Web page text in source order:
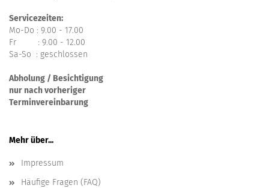
Servicezeiten:
Mo-Do : 9.00 - 17.00
Fr : 9.00 - 12.00
Sa-So : geschlossen
Abholung / Besichtigung
nur nach vorheriger
Terminvereinbarung
Mehr über...
Impressum
Häufige Fragen (FAQ)